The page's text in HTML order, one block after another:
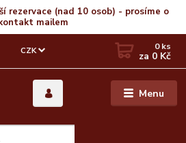
rezervace (nad 10 osob) - prosíme o
mailem
Menu
CZK 0ks
za 0 Kč